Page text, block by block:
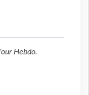
Hebdo.